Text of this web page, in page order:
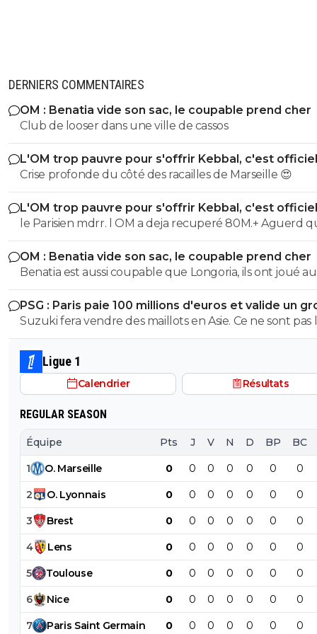
le gars pas objectif si tu as pas rulli tu gagnes
0+ Répondre
le jour ou l'OM aura la possession en jouant à 10
tout le match, le jour ou ton entraineur laissera son
0+ Répondre
La procession ne veut rien dire
bub
mentalité de merde, on a fait 6 fautes dans le
jouant a 10 contre 11. L'OM a cassé avec 14 fautes
Auxerre
c'est toujours moins pire que hojbjerg
0+ Répondre
Kvaracadabra
Beaucoup de chance encore côté lyonnais
0+ Répondre
dadadu69 02 novembre 2025 à 22:48 +
DERNIERS COMMENTAIRES
OM : Benatia vide son sac, le coupable prend cher
Club de looser dans une ville de cassos
L'OM trop pauvre pour s'offrir Kebbal, c'est officiel
Crise profonde du côté des racailles de Marseille 😍
L'OM trop pauvre pour s'offrir Kebbal, c'est officiel
le Parisien mdrr. l OM a deja recuperé 80M.+ Aguerd quasi
officiel. Hodgberg en discussions avancees, Gomez pareil.
donc le blabla ca va. les articles de merde chaaue jour c est
marrant mais ca va 5 mn
OM : Benatia vide son sac, le coupable prend cher
Benatia est aussi coupable que Longoria, ils ont joué
mercato sans construire quelque chose
PSG : Paris paie 100 millions d'euros et valide un
départ
Suzuki fera vendre des maillots en Asie. Ce ne sont pas
russes qui acheteront ceux de Safonov ni les europeens
ceux de Chevalier. Quant aux autres acheteurs ils s’en
foutent des trois ...
Ligue 1
Calendrier Résultats
REGULAR SEASON
Équipe Pts J V N D BP BC
1 O. Marseille 0 0 0 0 0 0 0
2 O. Lyonnais 0 0 0 0 0 0 0
3 Brest 0 0 0 0 0 0 0
4 Lens 0 0 0 0 0 0 0
5 Toulouse 0 0 0 0 0 0 0
6 Nice 0 0 0 0 0 0 0
7 Paris Saint Germain 0 0 0 0 0 0 0